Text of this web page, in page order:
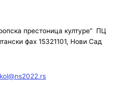
престоница културе” ПЦ
фах 15321101, Нови Сад